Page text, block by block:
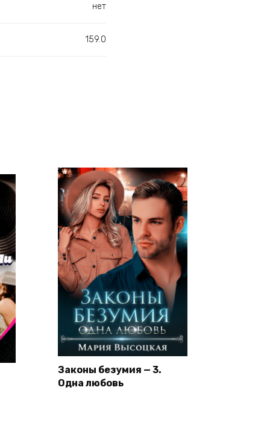
нет
159.0
Законы безумия — 3.
Одна любовь